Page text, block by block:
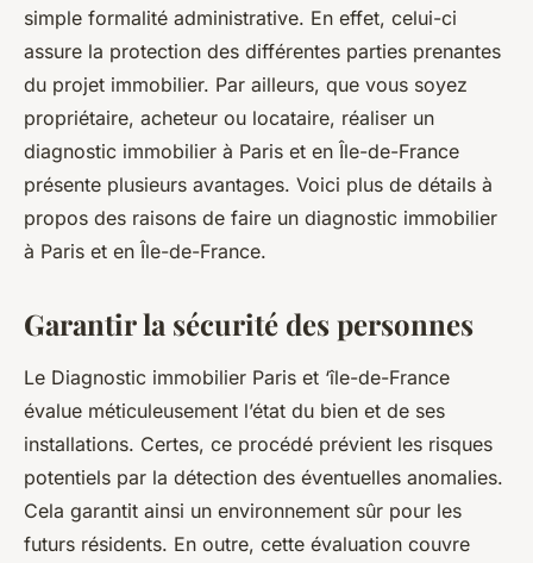
simple formalité administrative. En effet, celui-ci
assure la protection des différentes parties prenantes
du projet immobilier. Par ailleurs, que vous soyez
propriétaire, acheteur ou locataire, réaliser un
diagnostic immobilier à Paris et en Île-de-France
présente plusieurs avantages. Voici plus de détails à
propos des raisons de faire un diagnostic immobilier
à Paris et en Île-de-France.
Garantir la sécurité des personnes
Le Diagnostic immobilier Paris et ‘île-de-France
évalue méticuleusement l’état du bien et de ses
installations. Certes, ce procédé prévient les risques
potentiels par la détection des éventuelles anomalies.
Cela garantit ainsi un environnement sûr pour les
futurs résidents. En outre, cette évaluation couvre